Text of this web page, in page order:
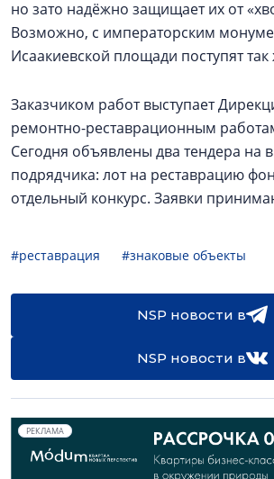
но зато надёжно защищает их от
Возможно, с императорским
Исаакиевской площади поступят так
Заказчиком работ выступает
ремонтно-реставрационным
Сегодня объявлены два тендера на
подрядчика: лот на реставрацию
отдельный конкурс. Заявки
#реставрация #знаковые объекты
NSP новости в
NSP новости в
РЕКЛАМА